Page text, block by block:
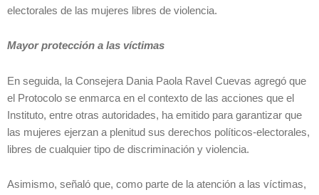
electorales de las mujeres libres de violencia.
Mayor protección a las víctimas
En seguida, la Consejera Dania Paola Ravel Cuevas agregó que
el Protocolo se enmarca en el contexto de las acciones que el
Instituto, entre otras autoridades, ha emitido para garantizar que
las mujeres ejerzan a plenitud sus derechos políticos-electorales,
libres de cualquier tipo de discriminación y violencia.
Asimismo, señaló que, como parte de la atención a las víctimas,